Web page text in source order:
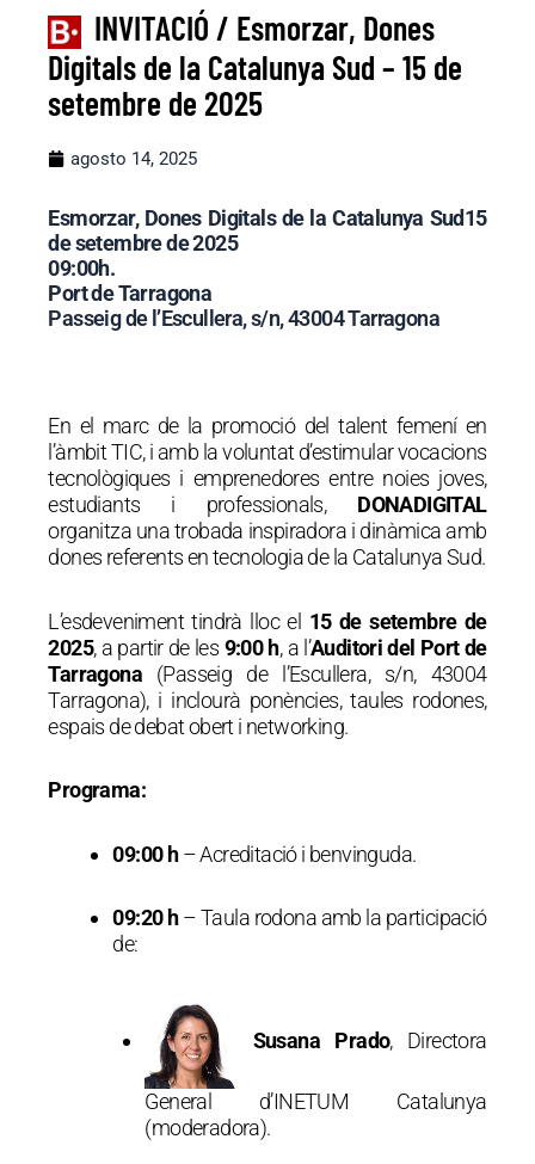
INVITACIÓ / Esmorzar, Dones
Digitals de la Catalunya Sud – 15 de
setembre de 2025
agosto 14, 2025
Esmorzar, Dones Digitals de la Catalunya Sud15
de setembre de 2025
09:00h.
Port de Tarragona
Passeig de l’Escullera, s/n, 43004 Tarragona
En el marc de la promoció del talent femení en
l’àmbit TIC, i amb la voluntat d’estimular vocacions
tecnològiques i emprenedores entre noies joves,
estudiants i professionals, DONADIGITAL
organitza una trobada inspiradora i dinàmica amb
dones referents en tecnologia de la Catalunya Sud.
L’esdeveniment tindrà lloc el 15 de setembre de
2025, a partir de les 9:00 h, a l’Auditori del Port de
Tarragona (Passeig de l’Escullera, s/n, 43004
Tarragona), i inclourà ponències, taules rodones,
espais de debat obert i networking.
Programa:
09:00 h– Acreditació i benvinguda.
09:20 h– Taula rodona amb la participació
de:
Susana Prado, Directora
General d’INETUM Catalunya
(moderadora).